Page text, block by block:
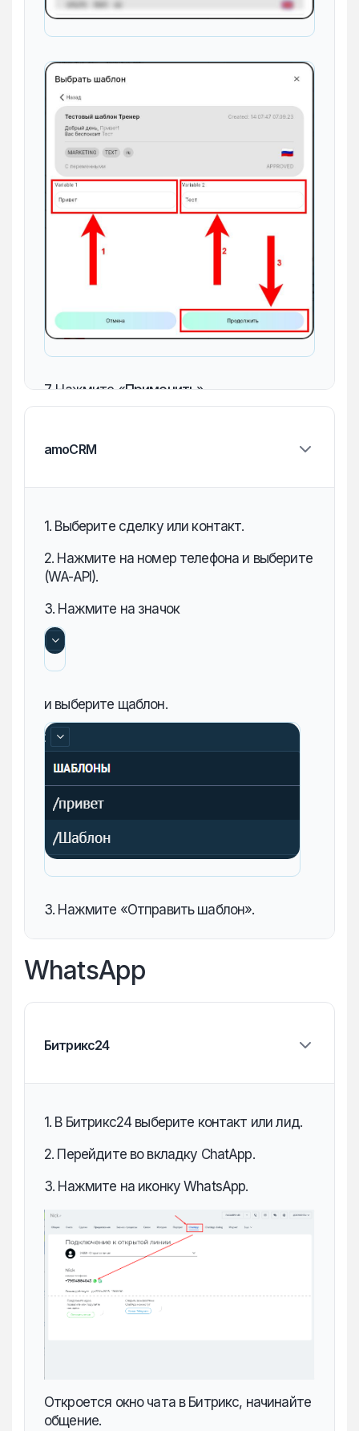
7. Нажмите «‎Применить».
8. Откроется созданный диалог с
отправленным шаблоном.
мессенджеров или CRM.
amoCRM
1. Выберите сделку или контакт.
2. Нажмите на номер телефона и выберите
(WA-API).
3. Нажмите на значок
и выберите щаблон.
3. Нажмите «Отправить шаблон».
WhatsApp
Битрикс24
1. В Битрикс24 выберите контакт или лид.
2. Перейдите во вкладку ChatApp.
3. Нажмите на иконку WhatsApp.
Откроется окно чата в Битрикс, начинайте
общение.